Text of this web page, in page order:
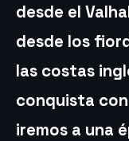
desde el
desde los
las costas
conquista
iremos a una